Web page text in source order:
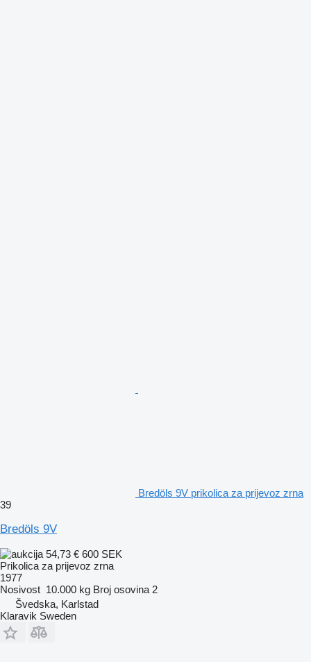
Bredöls 9V prikolica za prijevoz zrna
39
Bredöls 9V
54,73 € 600 SEK
Prikolica za prijevoz zrna
1977
Nosivost 10.000 kg Broj osovina 2
Švedska, Karlstad
Klaravik Sweden